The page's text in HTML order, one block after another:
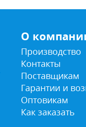
О
Производство
Контакты
Поставщикам
Гарантии и
Оптовикам
Как заказать